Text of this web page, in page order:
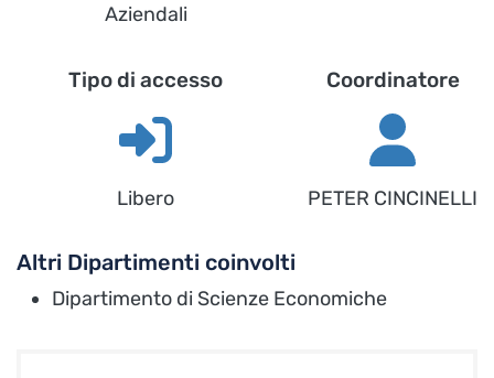
Aziendali
Tipo di accesso
Libero
Coordinatore
PETER CINCINELLI
Altri Dipartimenti coinvolti
Dipartimento di Scienze Economiche